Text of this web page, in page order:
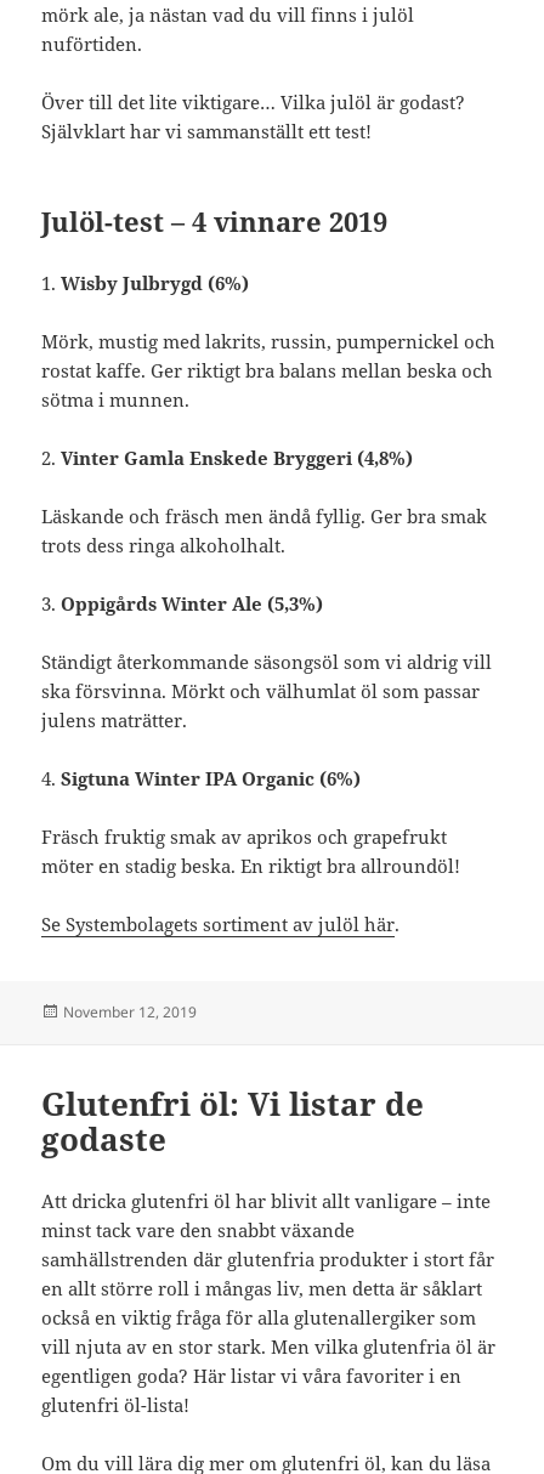
mörk ale, ja nästan vad du vill finns i julöl
nuförtiden.
Över till det lite viktigare… Vilka julöl är godast?
Självklart har vi sammanställt ett test!
Julöl-test – 4 vinnare 2019
1.Wisby Julbrygd (6%)
Mörk, mustig med lakrits, russin, pumpernickel och
rostat kaffe. Ger riktigt bra balans mellan beska och
sötma i munnen.
2.Vinter Gamla Enskede Bryggeri (4,8%)
Läskande och fräsch men ändå fyllig. Ger bra smak
trots dess ringa alkoholhalt.
3.Oppigårds Winter Ale (5,3%)
Ständigt återkommande säsongsöl som vi aldrig vill
ska försvinna. Mörkt och välhumlat öl som passar
julens maträtter.
4.Sigtuna Winter IPA Organic (6%)
Fräsch fruktig smak av aprikos och grapefrukt
möter en stadig beska. En riktigt bra allroundöl!
Se Systembolagets sortiment av julöl här.
Posted
November 12, 2019
Glutenfri öl: Vi listar de
godaste
Att dricka glutenfri öl har blivit allt vanligare – inte
minst tack vare den snabbt växande
samhällstrenden där glutenfria produkter i stort får
en allt större roll i mångas liv, men detta är såklart
också en viktig fråga för alla glutenallergiker som
vill njuta av en stor stark. Men vilka glutenfria öl är
egentligen goda? Här listar vi våra favoriter i en
glutenfri öl-lista!
Om du vill lära dig mer om glutenfri öl, kan du läsa